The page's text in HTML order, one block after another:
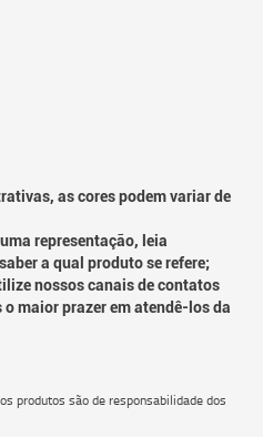
as cores podem variar de
representação, leia
a qual produto se refere;
nossos canais de contatos
maior prazer em atendê-los da
produtos são de responsabilidade dos